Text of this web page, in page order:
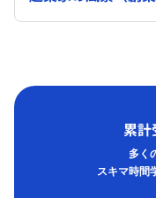
累
多く
スキマ時間